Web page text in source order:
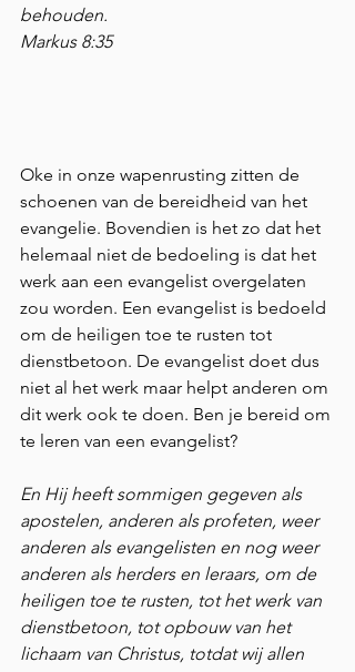
behouden.
Markus 8:35
Oke in onze wapenrusting zitten de
schoenen van de bereidheid van het
evangelie. Bovendien is het zo dat het
helemaal niet de bedoeling is dat het
werk aan een evangelist overgelaten
zou worden. Een evangelist is bedoeld
om de heiligen toe te rusten tot
dienstbetoon. De evangelist doet dus
niet al het werk maar helpt anderen om
dit werk ook te doen. Ben je bereid om
te leren van een evangelist?
En Hij heeft sommigen gegeven als
apostelen, anderen als profeten, weer
anderen als evangelisten en nog weer
anderen als herders en leraars, om de
heiligen toe te rusten, tot het werk van
dienstbetoon, tot opbouw van het
lichaam van Christus, totdat wij allen